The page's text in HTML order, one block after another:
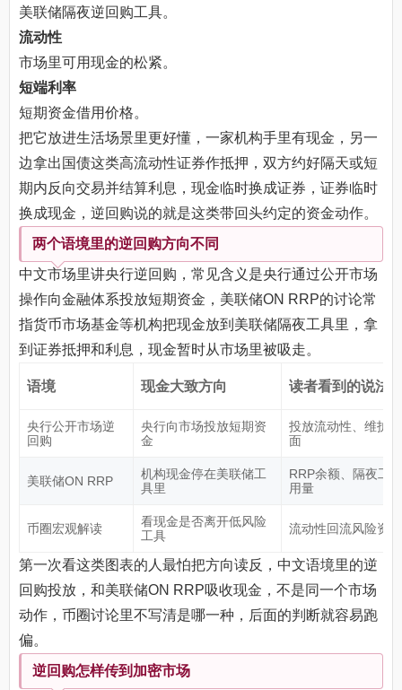
美联储隔夜逆回购工具。
流动性
市场里可用现金的松紧。
短端利率
短期资金借用价格。
把它放进生活场景里更好懂，一家机构手里有现金，另一
边拿出国债这类高流动性证券作抵押，双方约好隔天或短
期内反向交易并结算利息，现金临时换成证券，证券临时
换成现金，逆回购说的就是这类带回头约定的资金动作。
两个语境里的逆回购方向不同
中文市场里讲央行逆回购，常见含义是央行通过公开市场
操作向金融体系投放短期资金，美联储ON RRP的讨论常
指货币市场基金等机构把现金放到美联储隔夜工具里，拿
到证券抵押和利息，现金暂时从市场里被吸走。
语境 现金大致方向 读者看到的说法
央行公开市场逆
回购
央行向市场投放短期资
金
投放流动性、维护
面
美联储ON RRP
机构现金停在美联储工
具里
RRP余额、隔夜工
用量
币圈宏观解读
看现金是否离开低风险
工具
流动性回流风险资产
第一次看这类图表的人最怕把方向读反，中文语境里的逆
回购投放，和美联储ON RRP吸收现金，不是同一个市场
动作，币圈讨论里不写清是哪一种，后面的判断就容易跑
偏。
逆回购怎样传到加密市场